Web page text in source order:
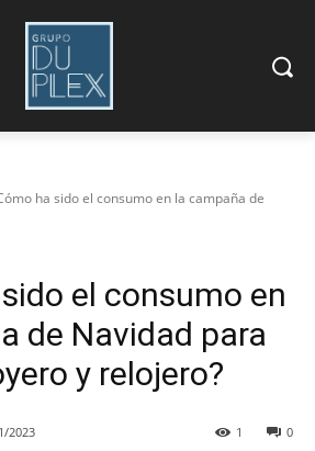
ha sido el consumo en la campaña de
el consumo en
de Navidad para
y relojero?
2023 0
1